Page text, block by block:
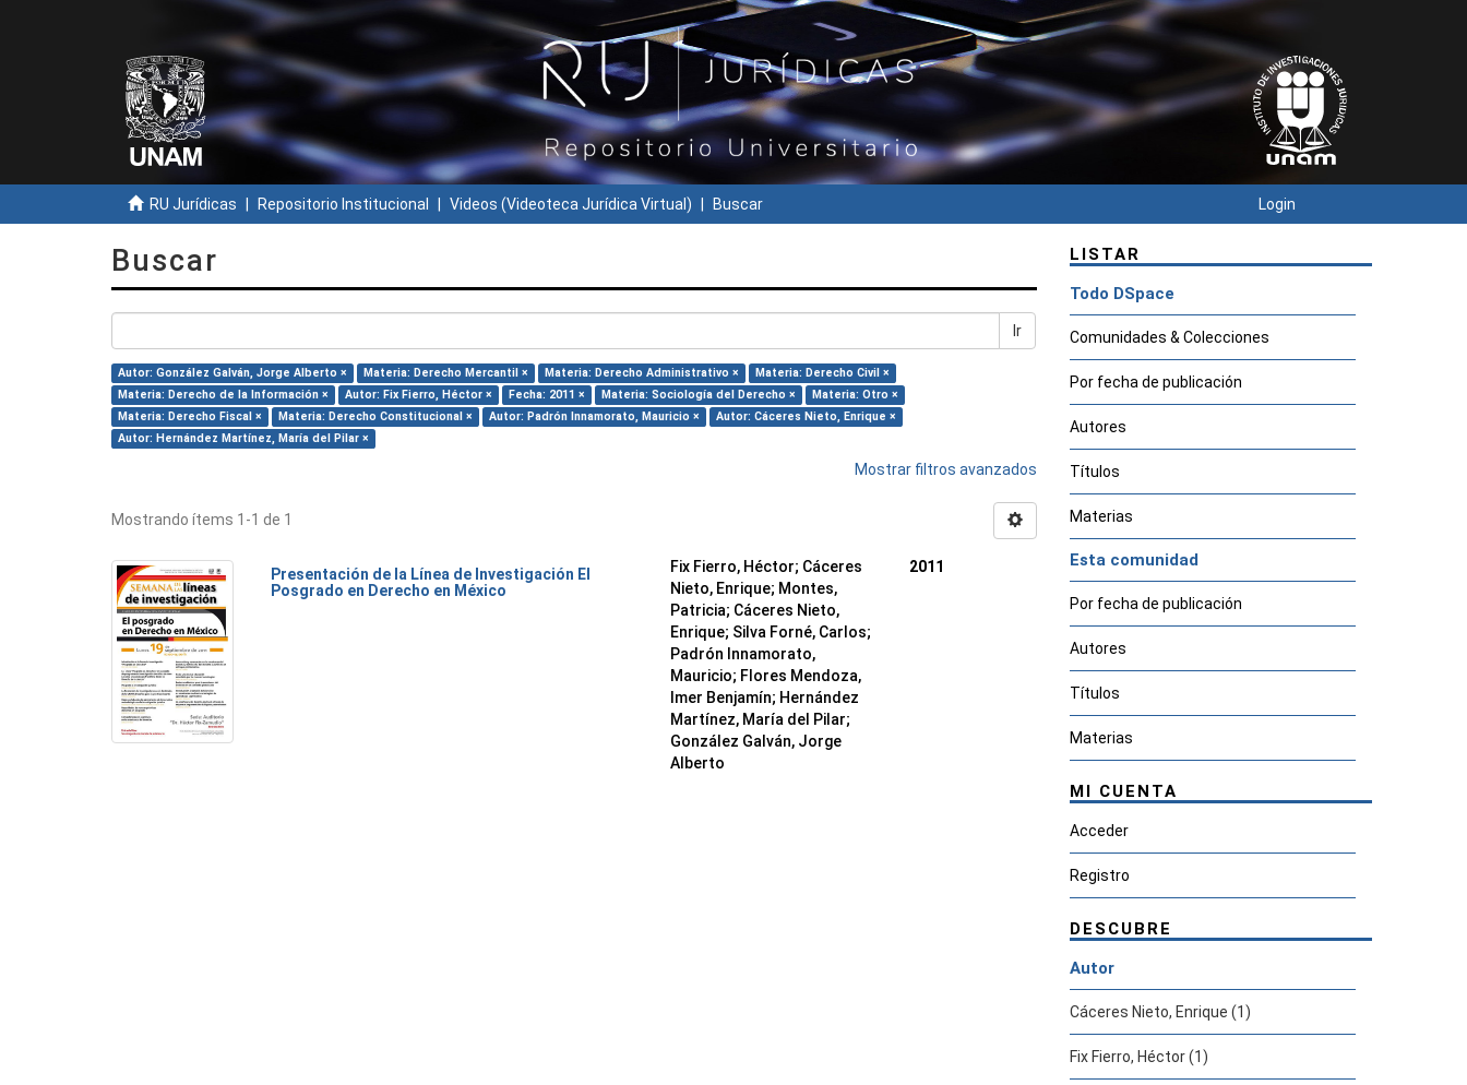
RU Jurídicas Repositorio Institucional Videos (Videoteca Jurídica Virtual) Buscar Login
Buscar
Ir
Autor: González Galván, Jorge Alberto × Materia: Derecho Mercantil × Materia: Derecho Administrativo ×
Materia: Derecho Civil ×
Materia: Derecho de la Información ×
Autor: Fix Fierro, Héctor × Fecha: 2011 × Materia: Sociología del Derecho ×
Materia: Otro ×
Materia: Derecho Fiscal ×
Materia: Derecho Constitucional × Autor: Padrón Innamorato, Mauricio ×
Autor: Cáceres Nieto, Enrique ×
Autor: Hernández Martínez, María del Pilar ×
Mostrar filtros avanzados
Mostrando ítems 1-1 de 1
Presentación de la Línea de Investigación El
Posgrado en Derecho en México
Fix Fierro, Héctor; Cáceres
Nieto, Enrique; Montes,
Patricia; Cáceres Nieto,
Enrique; Silva Forné, Carlos;
Padrón Innamorato,
Mauricio; Flores Mendoza,
Imer Benjamín; Hernández
Martínez, María del Pilar;
González Galván, Jorge
Alberto
2011
LISTAR
Todo DSpace
Comunidades & Colecciones
Por fecha de publicación
Autores
Títulos
Materias
Esta comunidad
Por fecha de publicación
Autores
Títulos
Materias
MI CUENTA
Acceder
Registro
DESCUBRE
Autor
Cáceres Nieto, Enrique (1)
Fix Fierro, Héctor (1)